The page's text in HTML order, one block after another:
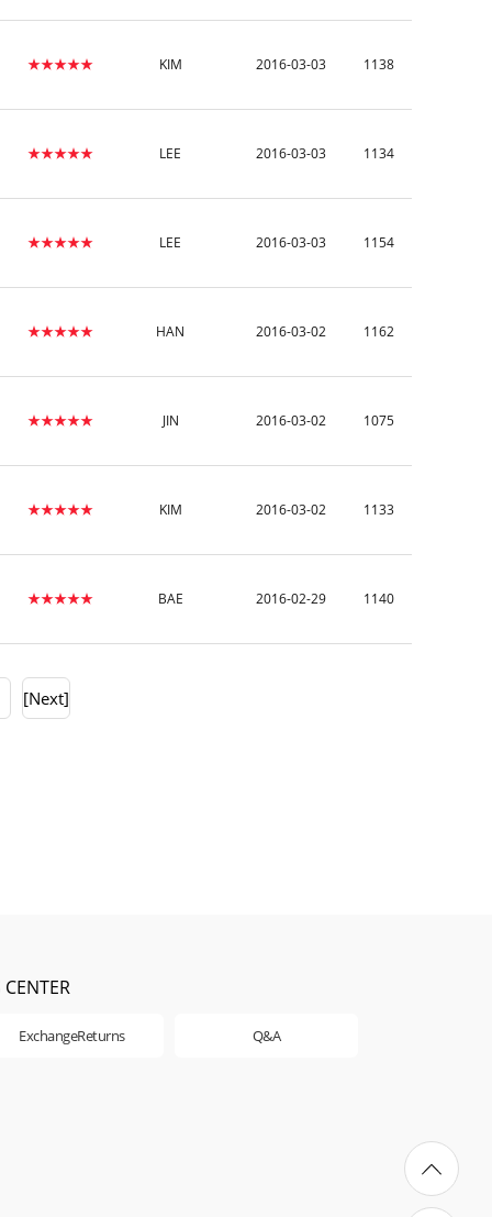
★★★★★ KIM 2016-03-03 1138
★★★★★ LEE 2016-03-03 1134
★★★★★ LEE 2016-03-03 1154
★★★★★ HAN 2016-03-02 1162
★★★★★ JIN 2016-03-02 1075
★★★★★ KIM 2016-03-02 1133
★★★★★ BAE 2016-02-29 1140
[Next]
CENTER
ExchangeReturns Q&A